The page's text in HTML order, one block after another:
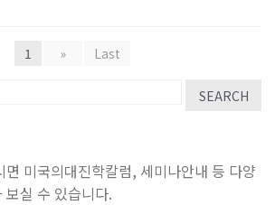
1 » Last
SEARCH
미국의대진학칼럼, 세미나안내 등 다양
보실 수 있습니다.